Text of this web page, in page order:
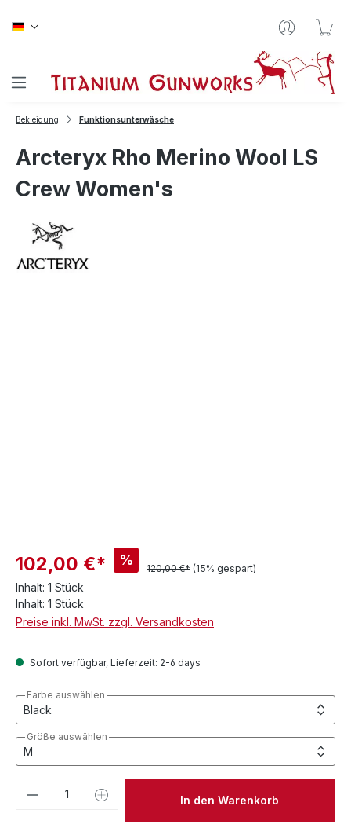
Bekleidung Funktionsunterwäsche
Arcteryx Rho Merino Wool LS
Crew Women's
102,00 €* %
120,00 €* (15% gespart)
Inhalt: 1 Stück
Inhalt: 1 Stück
Preise inkl. MwSt. zzgl. Versandkosten
Sofort verfügbar, Lieferzeit: 2-6 days
Farbe auswählen
Größe auswählen
Produkt Anzahl: Gib denIn den Warenkorb